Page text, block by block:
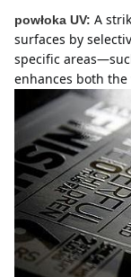
powłoka UV: A
surfaces by
specific
enhances both